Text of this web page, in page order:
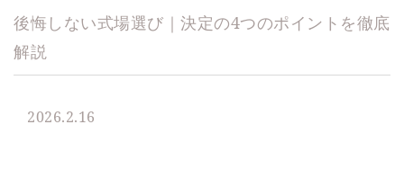
後悔しない式場選び｜決定の4つのポイントを徹底
解説
2026.2.16